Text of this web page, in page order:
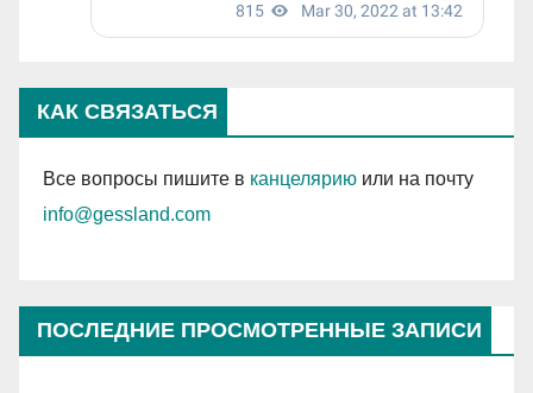
КАК СВЯЗАТЬСЯ
Все вопросы пишите в канцелярию или на почту
info@gessland.com
ПОСЛЕДНИЕ ПРОСМОТРЕННЫЕ ЗАПИСИ